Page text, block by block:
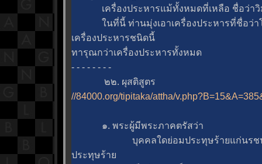
เครื่องประหารแม้ทั้งหมดที่เหลือ ชื่อว่าวิ
นที่นี้ ท่านมุ่งเอาเครื่องประหารที่ชื่อว่าโ
เครื่องประหารชนิดนี้
ทารุณกว่าเครื่องประหารทั้งหมด
- - - - - - - -
๒๒. ผุสติสูตร
//84000.org/tipitaka/attha/
๑. พระผู้มีพระภาคตรัสว่า
บุคคลใดย่อมประทุษร้ายแก่นรชน
ประทุษร้า